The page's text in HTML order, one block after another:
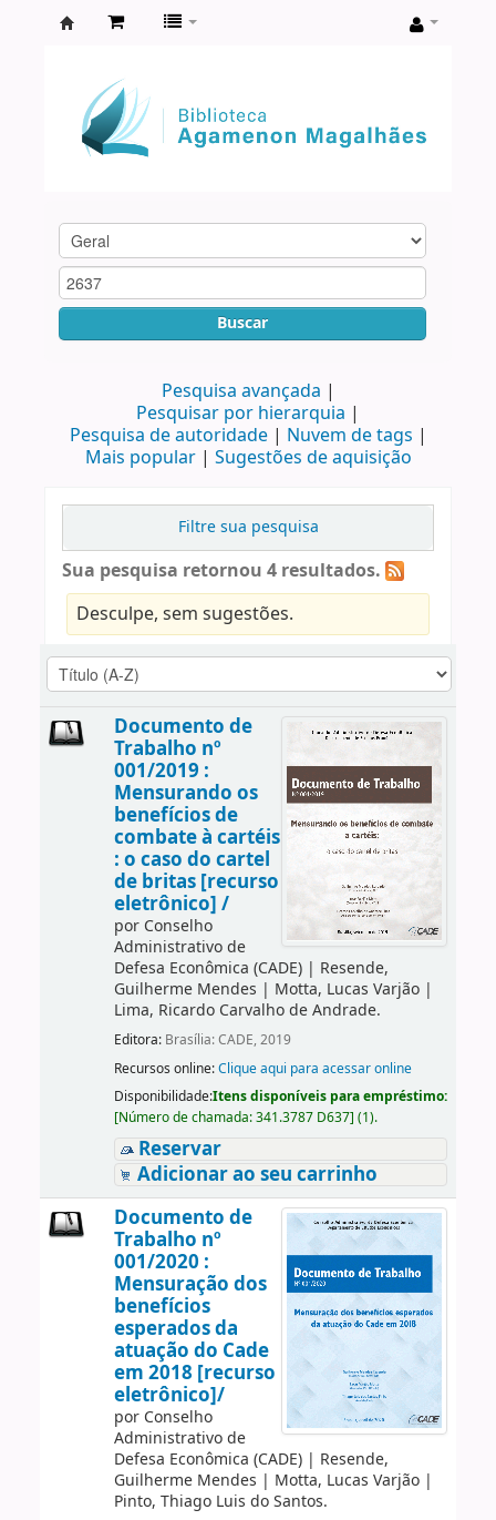
Agamenon
Magalhães
Buscar
Pesquisa avançada
Pesquisar por hierarquia
Pesquisa de autoridade
Nuvem de tags
Mais popular
Sugestões de aquisição
Filtre sua pesquisa
Sua pesquisa retornou 4 resultados.
Desculpe, sem sugestões.
Documento de
Trabalho nº
001/2019 :
Mensurando os
benefícios de
combate à cartéis
: o caso do cartel
de britas [recurso
eletrônico] /
por Conselho
Administrativo de
Defesa Econômica (CADE)| Resende,
Guilherme Mendes | Motta, Lucas Varjão|
Lima, Ricardo Carvalho de Andrade.
Editora: Brasília: CADE, 2019
Recursos online:Clique aqui para acessar online
Disponibilidade:Itens disponíveis para empréstimo:
[Número de chamada:341.3787 D637] (1).
Reservar
Adicionar ao seu carrinho
Documento de
Trabalho nº
001/2020 :
Mensuração dos
benefícios
esperados da
atuação do Cade
em 2018 [recurso
eletrônico]/
por Conselho
Administrativo de
Defesa Econômica (CADE)| Resende,
Guilherme Mendes | Motta, Lucas Varjão|
Pinto, Thiago Luis do Santos.